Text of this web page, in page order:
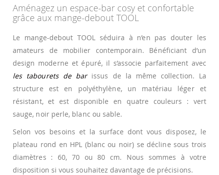
Aménagez un espace-bar cosy et confortable
grâce aux mange-debout TOOL
Le mange-debout TOOL séduira à n’en pas douter les
amateurs de mobilier contemporain. Bénéficiant d’un
design moderne et épuré, il s’associe parfaitement avec
les tabourets de barissus de la même collection. La
structure est en polyéthylène, un matériau léger et
résistant, et est disponible en quatre couleurs : vert
sauge, noir perle, blanc ou sable.
Selon vos besoins et la surface dont vous disposez, le
plateau rond en HPL (blanc ou noir) se décline sous trois
diamètres : 60, 70 ou 80 cm. Nous sommes à votre
disposition si vous souhaitez davantage de précisions.